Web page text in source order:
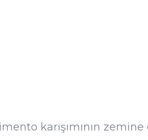
karışımının